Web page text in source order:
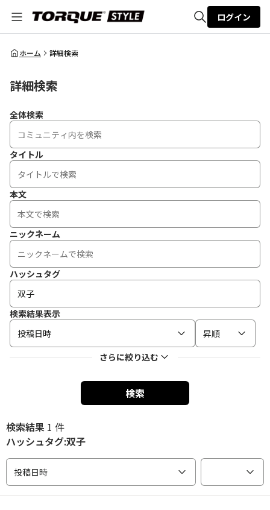
全体検索
ログイン
ホーム 詳細検索
詳細検索
全体検索
タイトル
本文
ニックネーム
ハッシュタグ
検索結果表示
投稿日時
昇順
さらに絞り込む
検索
検索結果 1 件
ハッシュタグ:双子
投稿日時